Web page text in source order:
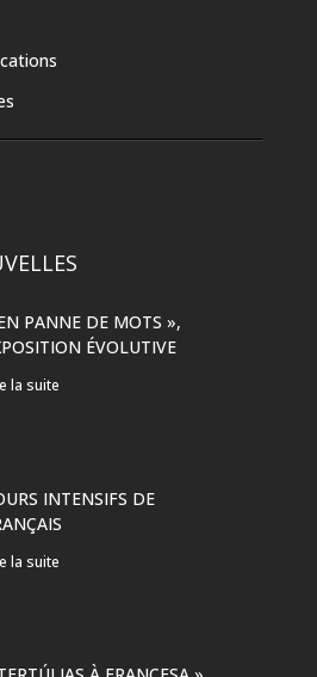
PANNE DE MOTS »,
ÉVOLUTIVE
la suite
INTENSIFS DE
la suite